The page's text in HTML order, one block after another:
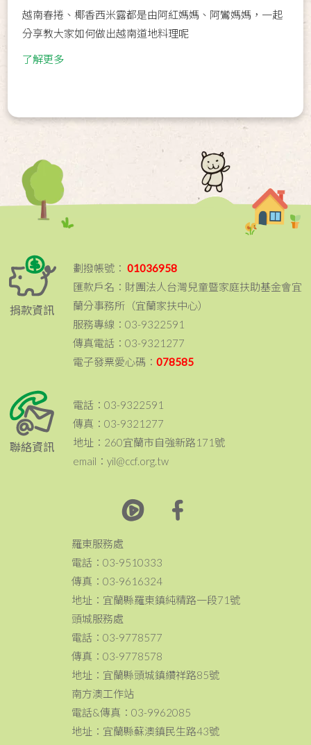
越南春捲、椰香西米露都是由阿紅媽媽、阿鸞媽媽，一起
分享教大家如何做出越南道地料理呢
了解更多
捐款資訊
劃撥帳號： 01036958
匯款戶名：財團法人台灣兒童暨家庭扶助基金會宜
蘭分事務所（宜蘭家扶中心）
服務專線：03-9322591
傳真電話：03-9321277
電子發票愛心碼：078585
聯絡資訊
電話：03-9322591
傳真：03-9321277
地址：260宜蘭市自強新路171號
email：yil@ccf.org.tw
羅東服務處
電話：03-9510333
傳真：03-9616324
地址：宜蘭縣羅東鎮純精路一段71號
頭城服務處
電話：03-9778577
傳真：03-9778578
地址：宜蘭縣頭城鎮纘祥路85號
南方澳工作站
電話&傳真：03-9962085
地址：宜蘭縣蘇澳鎮民生路43號